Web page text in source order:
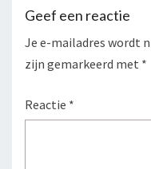
Geef een reactie
Je e-mailadres wordt
zijn gemarkeerd met *
Reactie *